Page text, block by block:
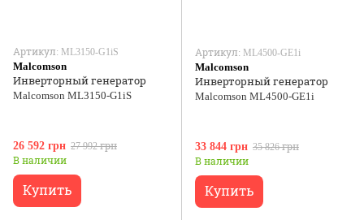
Артикул: ML3150-G1iS
Malcomson
Инверторный генератор
Malcomson ML3150-G1iS
26 592 грн 27 992 грн
В наличии
Купить
Артикул: ML4500-GE1i
Malcomson
Инверторный генератор
Malcomson ML4500-GE1i
33 844 грн 35 826 грн
В наличии
Купить